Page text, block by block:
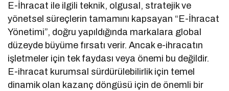
E-İhracat ile ilgili teknik, olgusal, stratejik ve
yönetsel süreçlerin tamamını kapsayan “E-İhracat
Yönetimi”, doğru yapıldığında markalara global
düzeyde büyüme fırsatı verir. Ancak e-ihracatın
işletmeler için tek faydası veya önemi bu değildir.
E-ihracat kurumsal sürdürülebilirlik için temel
dinamik olan kazanç döngüsü için de önemli bir